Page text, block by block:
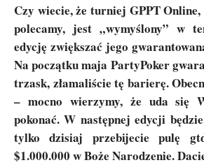
Czy wiecie, że turniej GPPT
polecamy, jest „wymyślony” w
edycję zwiększać jego
Na początku maja PartyPoker
trzask, złamaliście tę barierę.
– mocno wierzymy, że uda się
pokonać. W następnej edycji
tylko dzisiaj przebijecie pulę
$1.000.000 w Boże Narodzenie.